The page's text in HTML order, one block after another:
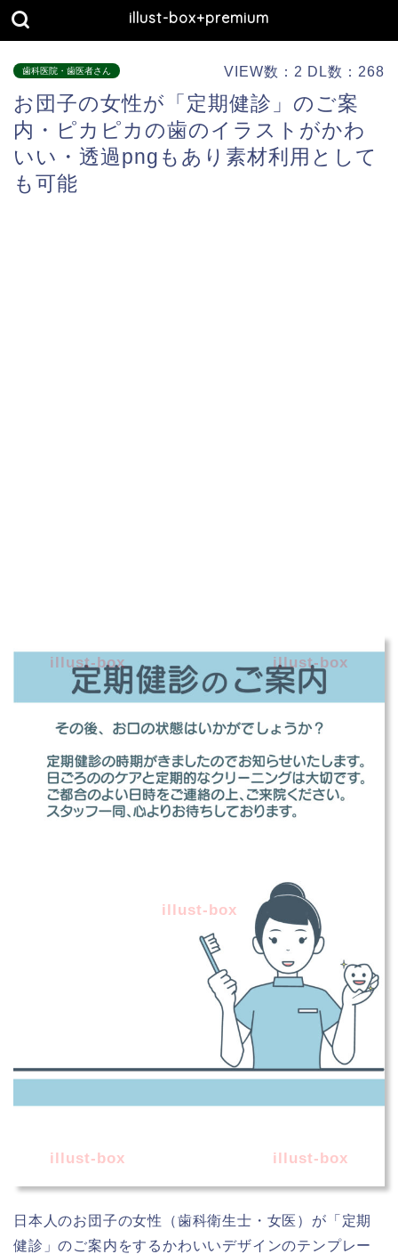
illust-box+premium
歯科医院・歯医者さん VIEW数：2 DL数：268
お団子の女性が「定期健診」のご案
内・ピカピカの歯のイラストがかわ
いい・透過pngもあり素材利用として
も可能
illust-box
illust-box illust-box
illust-box illust-box
日本人のお団子の女性（歯科衛生士・女医）が「定期
健診」のご案内をするかわいいデザインのテンプレー